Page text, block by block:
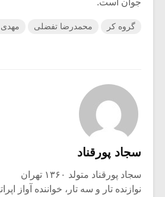
جوان است.
گروه کر محمدرضا تفضلی
سجاد پورقناد
سجاد پورقناد متولد ۱۳۶۰ تهران
نوازنده تار و سه تار، خواننده آواز